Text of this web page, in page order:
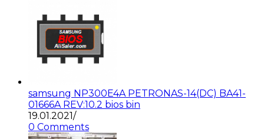
samsung NP300E4A PETRONAS-14(DC) BA41-
01666A REV:10.2 bios bin
19.01.2021/
0 Comments